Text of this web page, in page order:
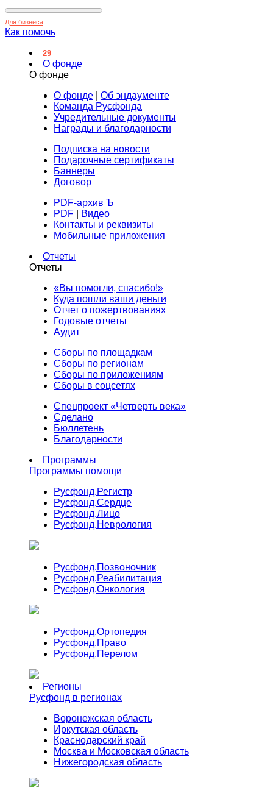
Для бизнеса
Как помочь
29
О фонде
О фонде
О фонде
Об эндаументе
Команда Русфонда
Учредительные документы
Награды и благодарности
Подписка на новости
Подарочные сертификаты
Баннеры
Договор
PDF-архив Ъ
PDF
Видео
Контакты и реквизиты
Мобильные приложения
Отчеты
Отчеты
«Вы помогли, спасибо!»
Куда пошли ваши деньги
Отчет о пожертвованиях
Годовые отчеты
Аудит
Сборы по площадкам
Сборы по регионам
Сборы по приложениям
Сборы в соцсетях
Спецпроект «Четверть века»
Сделано
Бюллетень
Благодарности
Программы
Программы помощи
Русфонд.Регистр
Русфонд.Сердце
Русфонд.Лицо
Русфонд.Неврология
Русфонд.Позвоночник
Русфонд.Реабилитация
Русфонд.Онкология
Русфонд.Ортопедия
Русфонд.Право
Русфонд.Перелом
Регионы
Русфонд в регионах
Воронежская область
Иркутская область
Краснодарский край
Москва и Московская область
Нижегородская область